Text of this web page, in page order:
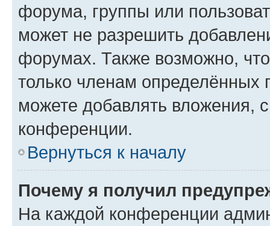
форума, группы или
может не разрешить
форумах. Также возможно,
только членам определённых
можете добавлять вложения,
конференции.
Вернуться к началу
Почему я получил
На каждой конференции